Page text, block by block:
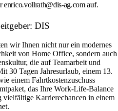
enrico.vollrath@dis-ag.com auf.
DIS
wir Ihnen nicht nur ein modernes
von Home Office, sondern auch
die auf Teamarbeit und
30 Tagen Jahresurlaub, einem 13.
einem Fahrtkostenzuschuss
das Ihre Work-Life-Balance
Karrierechancen in einem